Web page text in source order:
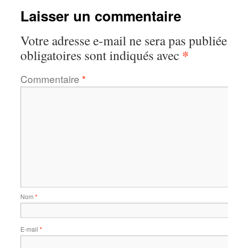
Laisser un commentaire
Votre adresse e-mail ne sera pas
obligatoires sont indiqués avec *
Commentaire *
Nom *
E-mail *